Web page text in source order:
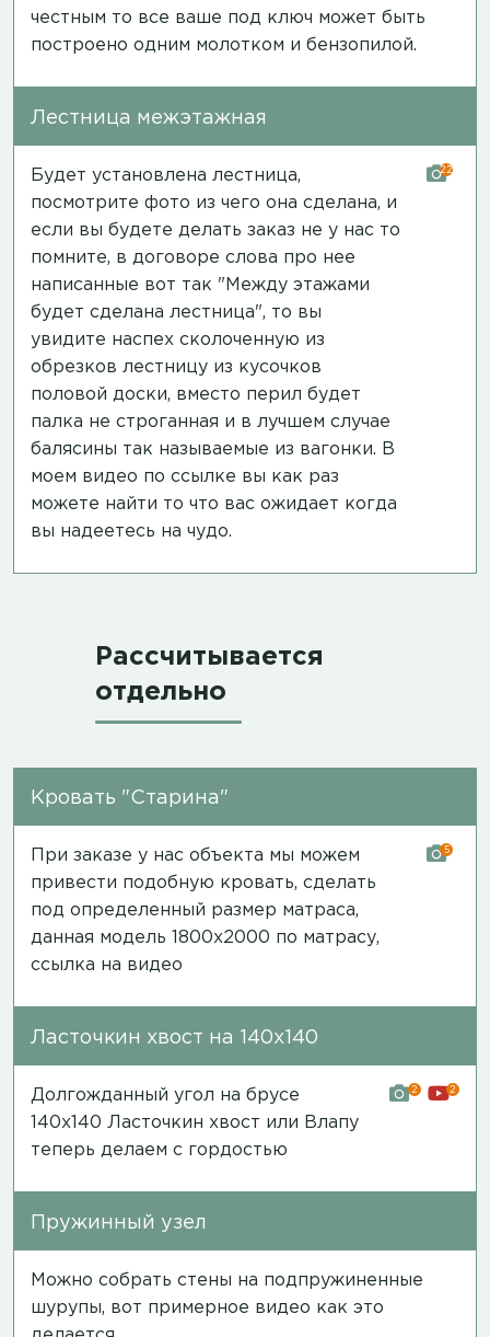
честным то все ваше под ключ может быть
построено одним молотком и бензопилой.
Лестница межэтажная
Будет установлена лестница,
посмотрите фото из чего она сделана, и
если вы будете делать заказ не у нас то
помните, в договоре слова про нее
написанные вот так "Между этажами
будет сделана лестница", то вы
увидите наспех сколоченную из
обрезков лестницу из кусочков
половой доски, вместо перил будет
палка не строганная и в лучшем случае
балясины так называемые из вагонки. В
моем видео по ссылке вы как раз
можете найти то что вас ожидает когда
вы надеетесь на чудо.
22
Рассчитывается
отдельно
Кровать "Старина"
При заказе у нас объекта мы можем
привести подобную кровать, сделать
под определенный размер матраса,
данная модель 1800х2000 по матрасу,
ссылка на видео
5
Ласточкин хвост на 140х140
Долгожданный угол на брусе
140х140 Ласточкин хвост или Влапу
теперь делаем с гордостью
2 2
Пружинный узел
Можно собрать стены на подпружиненные
шурупы, вот примерное видео как это